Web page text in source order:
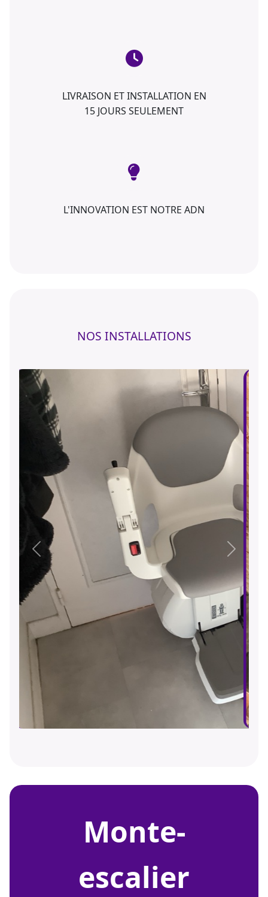
LIVRAISON ET INSTALLATION EN
15 JOURS SEULEMENT
L'INNOVATION EST NOTRE ADN
NOS INSTALLATIONS
Précédent Suivant
monte-
escalier